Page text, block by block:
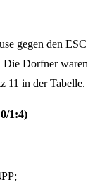
gegen den ESC
Dorfner waren
11 in der Tabelle.
1:4)